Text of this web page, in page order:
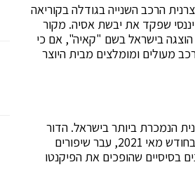
הרכב השנייה בגודלה בקוריאה
הפיננסי שפקד את יבשת אסיה. מקור
בישראל בשם "קאיה", אם כי
בשם המקורי. בכתבה זו, החלטנו לסקר לכם 4 דגמי רכב מעולים ומומלצים מבית היוצר
הנמכרת ביותר בישראל. הדור
הנוכחי של קיה פיקנטו, שהגיע לישראל במהלך שנת 2017 ועבר מתיחת פנים בחודש מאי 2021, עבר שיפורים
בסיסיים שהופכים את הפיקנטו